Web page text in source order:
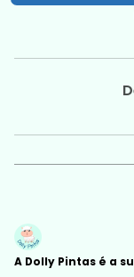
A Dolly Pintas é a